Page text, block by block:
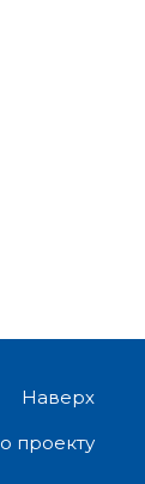
Наверх
проекту